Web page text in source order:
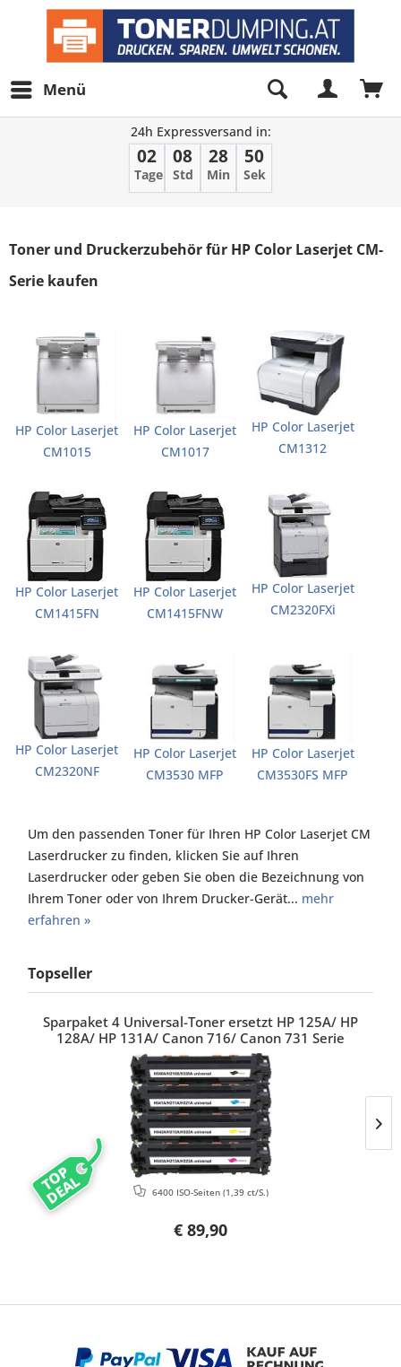
Menü
24h Expressversand in:
02
Tage
08
Std
28
Min
50
Sek
Toner und Druckerzubehör für HP Color Laserjet CM-
Serie kaufen
HP Color Laserjet
CM1015
HP Color Laserjet
CM1017
HP Color Laserjet
CM1312
HP Color Laserjet
CM1415FN
HP Color Laserjet
CM1415FNW
HP Color Laserjet
CM2320FXi
HP Color Laserjet
CM2320NF
HP Color Laserjet
CM3530 MFP
HP Color Laserjet
CM3530FS MFP
Um den passenden Toner für Ihren HP Color Laserjet CM
Laserdrucker zu finden, klicken Sie auf Ihren
Laserdrucker oder geben Sie oben die Bezeichnung von
Ihrem Toner oder von Ihrem Drucker-Gerät... mehr
erfahren »
Topseller
TOP
DEAL
Sparpaket 4 Universal-Toner ersetzt HP 125A/ HP
128A/ HP 131A/ Canon 716/ Canon 731 Serie
€ 89,90
6400 ISO-Seiten (1,39 ct/S.)